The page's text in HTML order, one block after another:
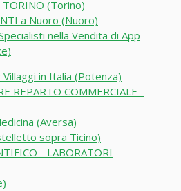
TORINO (Torino)
a Nuoro (Nuoro)
nella Vendita di App
in Italia (Potenza)
REPARTO COMMERCIALE -
(Aversa)
sopra Ticino)
- LABORATORI